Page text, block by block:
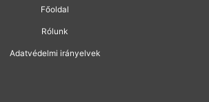
Főoldal
Rólunk
Adatvédelmi irányelvek